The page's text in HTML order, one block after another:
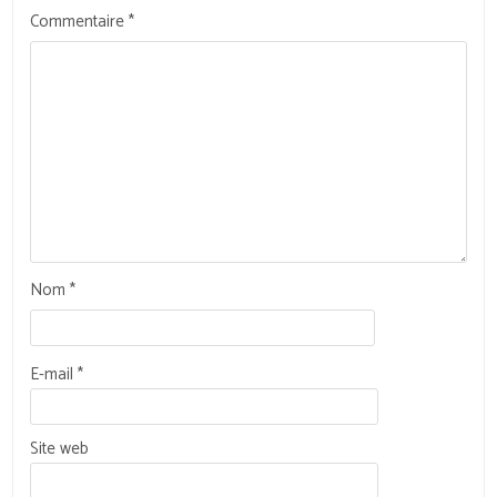
Commentaire*
Nom*
E-mail*
Site web